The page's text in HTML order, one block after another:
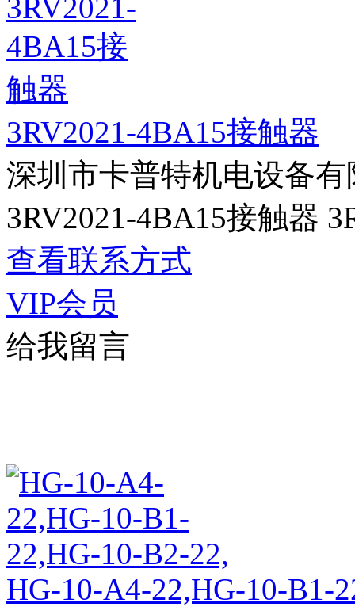
3RV2021-4BA15接触器
深圳市卡普特机电设备有
3RV2021-4BA15接触器
查看联系方式
VIP会员
给我留言
HG-10-A4-22,HG-10-B1-